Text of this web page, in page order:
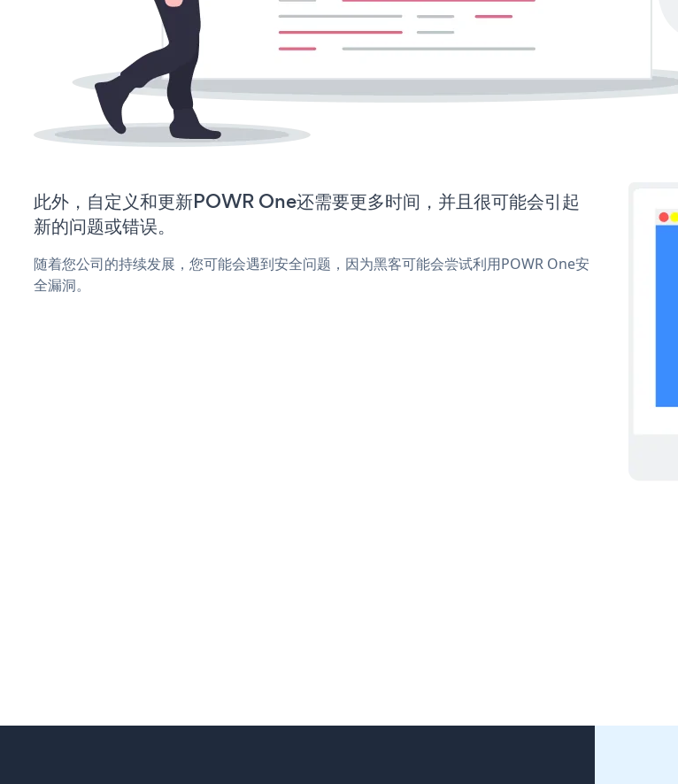
此外，自定义和更新POWR One还需要更多时间，并且很可能会引起
新的问题或错误。
随着您公司的持续发展，您可能会遇到安全问题，因为黑客可能会尝试利用POWR One安
全漏洞。